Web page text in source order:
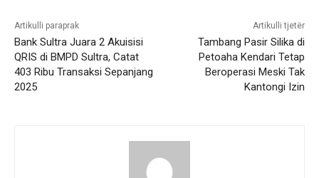
Artikulli paraprak
Bank Sultra Juara 2 Akuisisi
QRIS di BMPD Sultra, Catat
403 Ribu Transaksi Sepanjang
2025
Artikulli tjetër
Tambang Pasir Silika di
Petoaha Kendari Tetap
Beroperasi Meski Tak
Kantongi Izin